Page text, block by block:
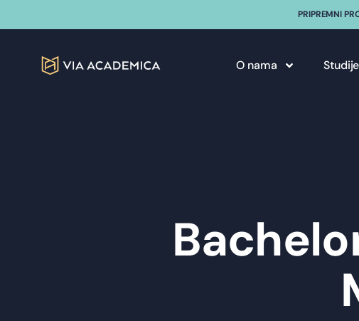
PRIPREMNI
O nama Studije